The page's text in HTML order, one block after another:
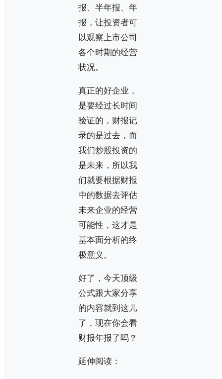
报、半年报、年
报，让投资者可
以观察上市公司
各个时期的经营
状况。
真正的好企业，
是要经过长时间
验证的，财报记
录的是过去，而
我们炒股投资的
是未来，所以我
们就要根据财报
中的数据去评估
未来企业的经营
可能性，这才是
基本面分析的终
极意义。
好了，今天顶级
公式跟大家分享
的内容就到这儿
了，现在你会看
财报年报了吗？
延伸阅读：